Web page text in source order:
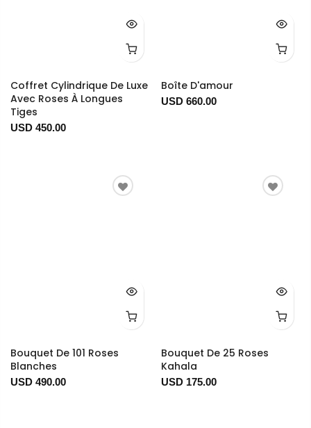
Coffret Cylindrique De Luxe
Avec Roses À Longues
Tiges
USD 450.00
Boîte D'amour
USD 660.00
Bouquet De 101 Roses
Blanches
USD 490.00
Bouquet De 25 Roses
Kahala
USD 175.00